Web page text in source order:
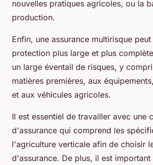
nouvelles pratiques agricoles, ou la
production.
Enfin, une assurance multirisque
protection plus large et plus
un large éventail de risques, y
matières premières, aux
et aux véhicules agricoles.
Il est essentiel de travailler avec une
d'assurance qui comprend les
l'agriculture verticale afin de choisir
d'assurance. De plus, il est